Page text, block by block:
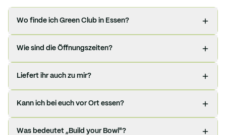
Wo finde ich Green Club in Essen?
Wie sind die Öffnungszeiten?
Liefert ihr auch zu mir?
Kann ich bei euch vor Ort essen?
Was bedeutet „Build your Bowl"?